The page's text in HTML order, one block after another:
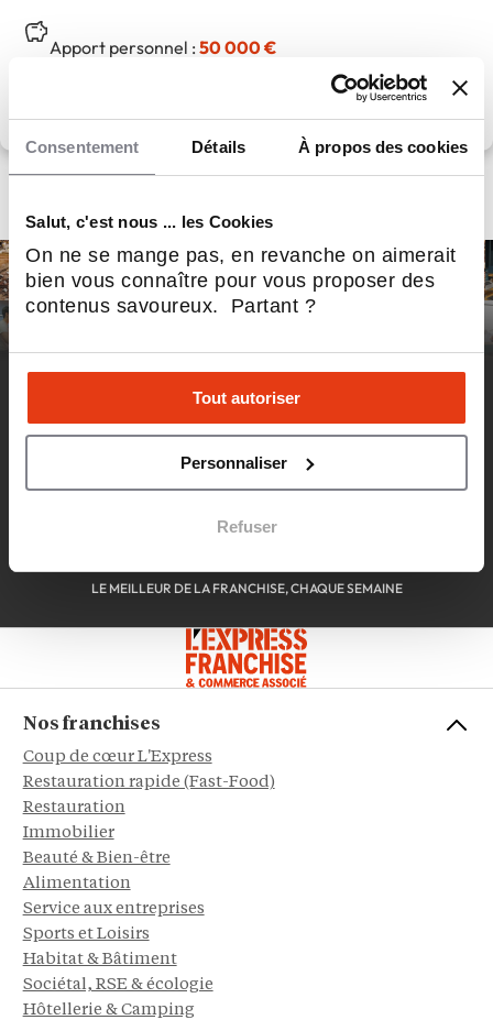
Consentement Détails À propos des cookies
Salut, c'est nous ... les Cookies
On ne se mange pas, en revanche on aimerait
bien vous connaître pour vous proposer des
contenus savoureux. Partant ?
Tout autoriser
Personnaliser
Refuser
Apport personnel :50 000 €
DÉCOUVREZ LA NEWSLETTER
100%FRANCHISÉS &
FRANCHISEURS
LE MEILLEUR DE LA FRANCHISE, CHAQUE SEMAINE
Nos franchises
Coup de cœur L'Express
Restauration rapide (Fast-Food)
Restauration
Immobilier
Beauté & Bien-être
Alimentation
Service aux entreprises
Sports et Loisirs
Habitat & Bâtiment
Sociétal, RSE & écologie
Hôtellerie & Camping